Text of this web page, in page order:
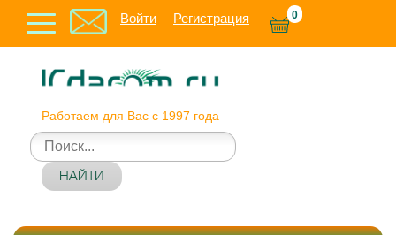
Войти Регистрация 0
Работаем для Вас с 1997 года
НАЙТИ